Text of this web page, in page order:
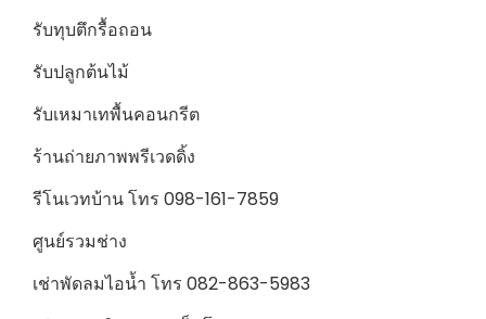
รับทุบตึกรื้อถอน
รับปลูกต้นไม้
รับเหมาเทพื้นคอนกรีต
ร้านถ่ายภาพพรีเวดดิ้ง
รีโนเวทบ้าน โทร 098-161-7859
ศูนย์รวมช่าง
เช่าพัดลมไอน้ำ โทร 082-863-5983